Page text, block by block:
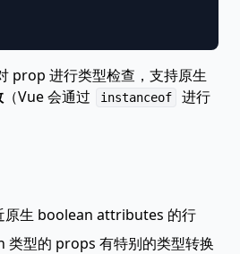
prop 进行类型检查，支持原生
（Vue 会通过 instanceof
进行
原生 boolean attributes 的行
类型的 props 有特别的类型转换